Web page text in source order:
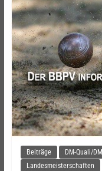
Beiträge DM-Quali/DM
Landesmeisterschaften